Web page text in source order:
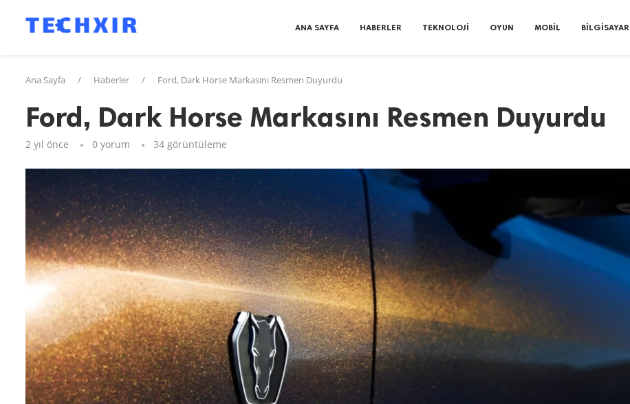
ANA SAYFA HABERLER TEKNOLOJI OYUN MOBIL BILGISAYAR
Ana Sayfa / Haberler / Ford, Dark Horse Markasını Resmen Duyurdu
Ford, Dark Horse Markasını Resmen Duyurdu
2 yıl önce 0 yorum 34 görüntüleme